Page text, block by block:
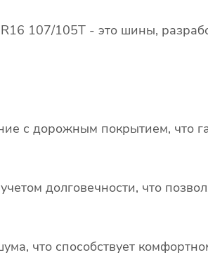
107/105T - это шины,
с дорожным покрытием, что
долговечности, что
что способствует